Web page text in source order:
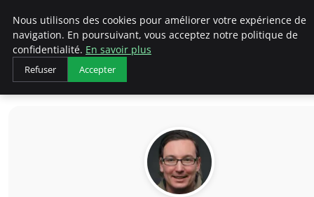
AIESEC France
Accueil Fabien Colin
Nous utilisons des cookies pour améliorer votre expérience de
navigation. En poursuivant, vous acceptez notre politique de
confidentialité. En savoir plus
Refuser Accepter